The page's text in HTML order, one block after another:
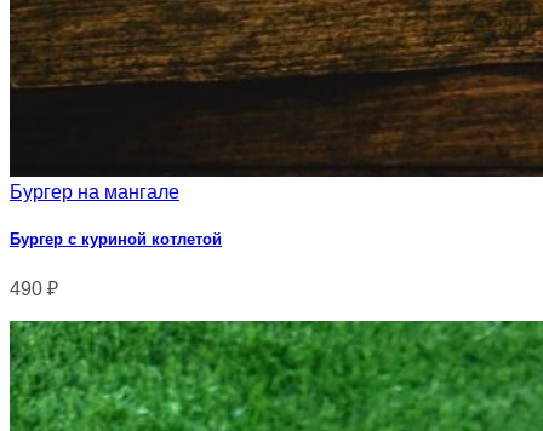
Бургер на мангале
Бургер с куриной котлетой
490 ₽